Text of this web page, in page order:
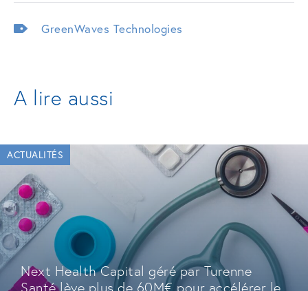
GreenWaves Technologies
A lire aussi
ACTUALITÉS
Next Health Capital géré par Turenne
Santé lève plus de 60M€ pour accélérer le